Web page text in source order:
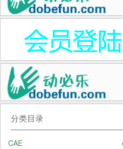
分类目录
CAE